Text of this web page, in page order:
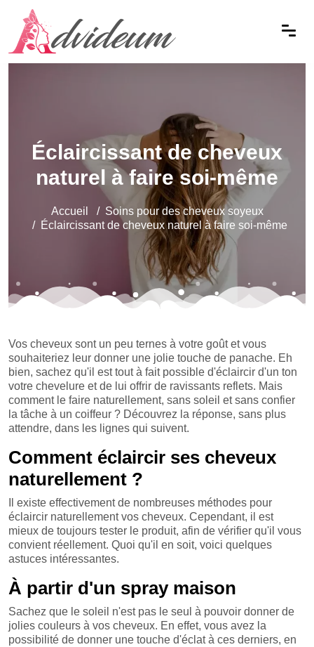
Éclaircissant de cheveux
naturel à faire soi-même
Accueil
Soins pour des cheveux soyeux
Éclaircissant de cheveux naturel à faire soi-même
Vos cheveux sont un peu ternes à votre goût et vous
souhaiteriez leur donner une jolie touche de panache. Eh
bien, sachez qu'il est tout à fait possible d'éclaircir d'un ton
votre chevelure et de lui offrir de ravissants reflets. Mais
comment le faire naturellement, sans soleil et sans confier
la tâche à un coiffeur ? Découvrez la réponse, sans plus
attendre, dans les lignes qui suivent.
Comment éclaircir ses cheveux
naturellement ?
Il existe effectivement de nombreuses méthodes pour
éclaircir naturellement vos cheveux. Cependant, il est
mieux de toujours tester le produit, afin de vérifier qu'il vous
convient réellement. Quoi qu'il en soit, voici quelques
astuces intéressantes.
À partir d'un spray maison
Sachez que le soleil n'est pas le seul à pouvoir donner de
jolies couleurs à vos cheveux. En effet, vous avez la
possibilité de donner une touche d'éclat à ces derniers, en